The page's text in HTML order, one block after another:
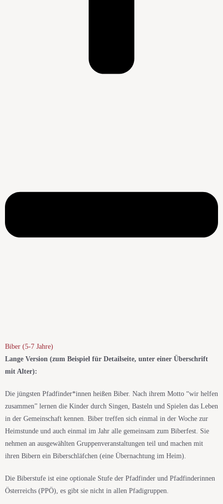
Biber (5-7 Jahre)​
Lange Version (zum Beispiel für Detailseite, unter einer Überschrift
mit Alter):
Die jüngsten Pfadfinder*innen heißen Biber. Nach ihrem Motto “wir helfen
zusammen” lernen die Kinder durch Singen, Basteln und Spielen das Leben
in der Gemeinschaft kennen. Biber treffen sich einmal in der Woche zur
Heimstunde und auch einmal im Jahr alle gemeinsam zum Biberfest. Sie
nehmen an ausgewählten Gruppenveranstaltungen teil und machen mit
ihren Bibern ein Biberschläfchen (eine Übernachtung im Heim).
Die Biberstufe ist eine optionale Stufe der Pfadfinder und Pfadfinderinnen
Österreichs (PPÖ), es gibt sie nicht in allen Pfadigruppen.